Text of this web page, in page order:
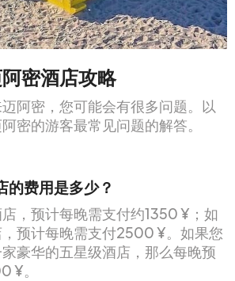
密酒店攻略
阿密，您可能会有很多问题。以
密的游客最常见问题的解答。
的费用是多少？
，预计每晚需支付约1350 ¥；如
预计每晚需支付2500 ¥。如果您
豪华的五星级酒店，那么每晚预
¥。